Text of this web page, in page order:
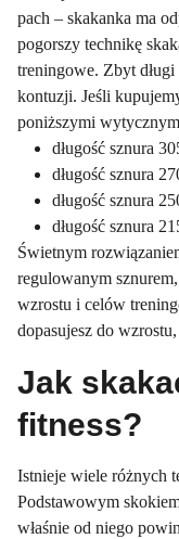
pach – skakanka ma
pogorszy technikę
treningowe. Zbyt
kontuzji. Jeśli
poniższymi
długość sznura
długość sznura
długość sznura
długość sznura
Świetnym
regulowanym
wzrostu i celów
dopasujesz do
Jak
fitness?
Istnieje wiele różnych
Podstawowym
właśnie od niego